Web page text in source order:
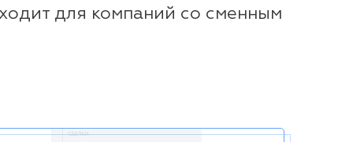
для компаний со сменным